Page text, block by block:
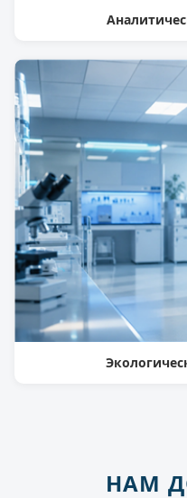
НАМ